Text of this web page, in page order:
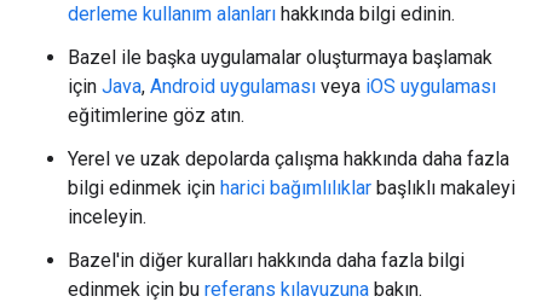
derleme kullanım alanları hakkında bilgi edinin.
Bazel ile başka uygulamalar oluşturmaya başlamak
için Java, Android uygulaması veya iOS uygulaması
eğitimlerine göz atın.
Yerel ve uzak depolarda çalışma hakkında daha fazla
bilgi edinmek için harici bağımlılıklar başlıklı makaleyi
inceleyin.
Bazel'in diğer kuralları hakkında daha fazla bilgi
edinmek için bu referans kılavuzuna bakın.